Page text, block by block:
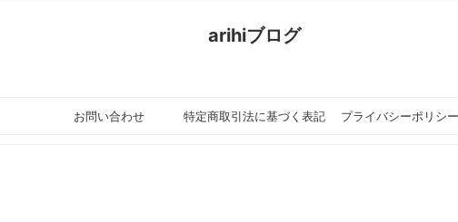
arihiブログ
お問い合わせ 特定商取引法に基づく表記 プライバシーポリシー